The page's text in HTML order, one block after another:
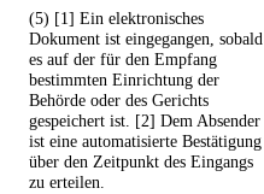
(5) [1] Ein elektronisches
Dokument ist eingegangen, sobald
es auf der für den Empfang
bestimmten Einrichtung der
Behörde oder des Gerichts
gespeichert ist. [2] Dem Absender
ist eine automatisierte Bestätigung
über den Zeitpunkt des Eingangs
zu erteilen.